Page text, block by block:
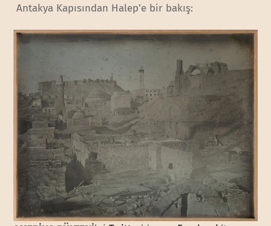
Antakya Kapısından Halep’e bir bakış: